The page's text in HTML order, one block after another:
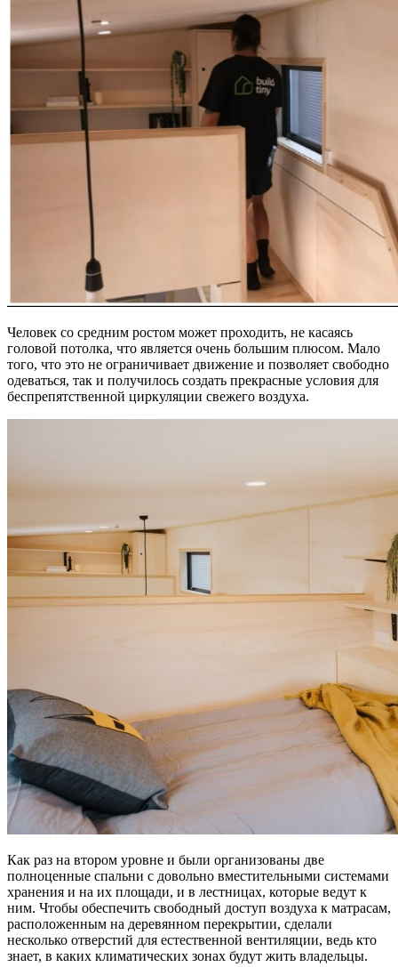
Человек со средним ростом может проходить, не касаясь
головой потолка, что является очень большим плюсом. Мало
того, что это не ограничивает движение и позволяет свободно
одеваться, так и получилось создать прекрасные условия для
беспрепятственной циркуляции свежего воздуха.
Как раз на втором уровне и были организованы две
полноценные спальни с довольно вместительными системами
хранения и на их площади, и в лестницах, которые ведут к
ним. Чтобы обеспечить свободный доступ воздуха к матрасам,
расположенным на деревянном перекрытии, сделали
несколько отверстий для естественной вентиляции, ведь кто
знает, в каких климатических зонах будут жить владельцы.